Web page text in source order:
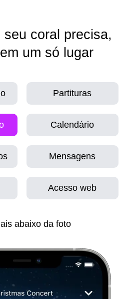
seu coral precisa,
um só lugar
Partituras
Calendário
Mensagens
Acesso web
abaixo da foto